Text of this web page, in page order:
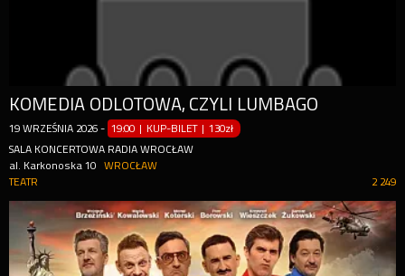
KOMEDIA ODLOTOWA, CZYLI LUMBAGO
19 WRZEŚNIA 2026 - 19:00 | KUP-BILET |130zł
SALA KONCERTOWA RADIA WROCŁAW
al. Karkonoska 10
WROCŁAW
2 249
TEATR